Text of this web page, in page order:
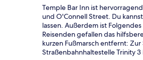
Temple Bar Inn ist
und O'Connell Street. Du
lassen. Außerdem ist
Reisenden gefallen das
kurzen Fußmarsch entfernt:
Straßenbahnhaltestelle Trinity